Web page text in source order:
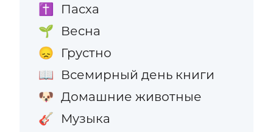
✝️ Пасха
🌱 Весна
😞 Грустно
📖 Всемирный день книги
🐶 Домашние животные
🎸 Музыка